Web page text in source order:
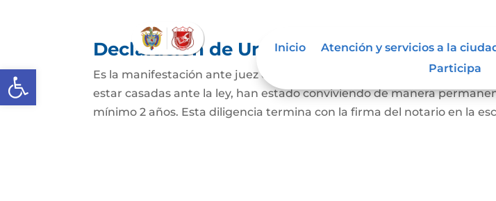
Abrir barra de herramientas
Inicio Atención y servicios a la
Participa
Declaración de Unión Marital de Hecho
Es la manifestación ante juez o notario de la existencia de la unión
estar casadas ante la ley, han estado conviviendo de manera
mínimo 2 años. Esta diligencia termina con la firma del notario en la